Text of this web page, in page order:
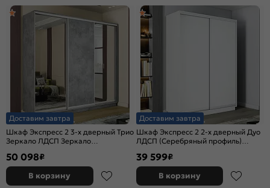
Доставим завтра
Шкаф Экспресс 2 3-х дверный Трио
Зеркало ЛДСП Зеркало
1800x2400x600
50 098₽
В корзину
Доставим завтра
Шкаф Экспресс 2 2-х дверный Дуо
ЛДСП (Серебряный профиль)
39 599₽
В корзину